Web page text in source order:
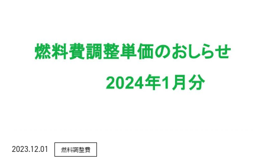
2023.12.01 燃料調整費